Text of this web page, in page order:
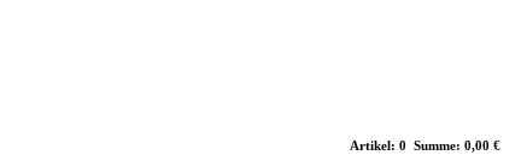
Artikel: 0 Summe: 0,00 €